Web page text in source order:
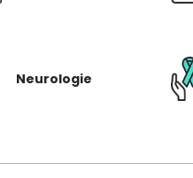
Neurologie